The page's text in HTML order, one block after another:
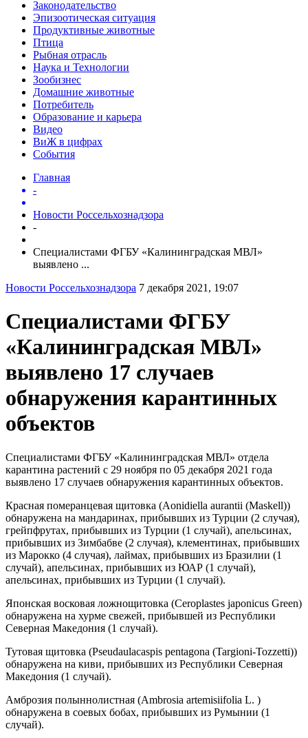
Законодательство
Эпизоотическая ситуация
Продуктивные животные
Птица
Рыбная отрасль
Наука и Технологии
Зообизнес
Домашние животные
Потребитель
Образование и карьера
Видео
ВиЖ в цифрах
События
Главная
-
Новости Россельхознадзора
-
Специалистами ФГБУ «Калининградская МВЛ»
выявлено ...
Новости Россельхознадзора 7 декабря 2021, 19:07
Специалистами ФГБУ
«Калининградская МВЛ»
выявлено 17 случаев
обнаружения карантинных
объектов
Специалистами ФГБУ «Калининградская МВЛ» отдела
карантина растений с 29 ноября по 05 декабря 2021 года
выявлено 17 случаев обнаружения карантинных объектов.
Красная померанцевая щитовка (Aonidiella aurantii (Maskell))
обнаружена на мандаринах, прибывших из Турции (2 случая),
грейпфрутах, прибывших из Турции (1 случай), апельсинах,
прибывших из Зимбабве (2 случая), клементинах, прибывших
из Марокко (4 случая), лаймах, прибывших из Бразилии (1
случай), апельсинах, прибывших из ЮАР (1 случай),
апельсинах, прибывших из Турции (1 случай).
Японская восковая ложнощитовка (Ceroplastes japonicus Green)
обнаружена на хурме свежей, прибывшей из Республики
Северная Македония (1 случай).
Тутовая щитовка (Pseudaulacaspis pentagona (Targioni-Tozzetti))
обнаружена на киви, прибывших из Республики Северная
Македония (1 случай).
Амброзия полыннолистная (Ambrosia artemisiifolia L. )
обнаружена в соевых бобах, прибывших из Румынии (1
случай).